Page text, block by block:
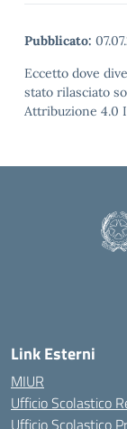
Pubblicato:
Eccetto dove
stato rilasciato
Attribuzione 4.0
Link Esterni
MIUR
Ufficio Scolastico
Ufficio Scolastico